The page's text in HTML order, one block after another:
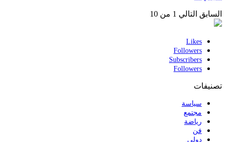
السابق التالي 1 من 10
Likes
Followers
Subscribers
Followers
تصنيفات
سياسة
مجتمع
رياضة
فن
دولي